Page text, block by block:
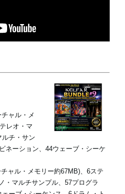
ャル・メ
レオ・マ
ルチ・サン
ネーション、44ウェーブ・シーケ
ャル・メモリー約67MB)、6ステ
・マルチサンプル、57プログラ